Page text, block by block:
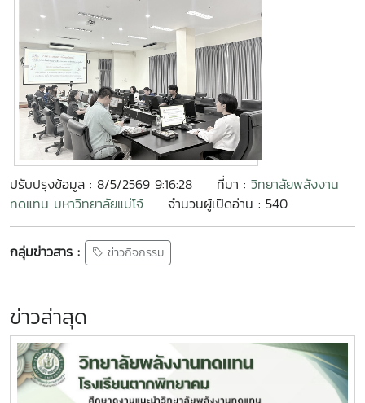
ปรับปรุงข้อมูล : 8/5/2569 9:16:28 ที่มา : วิทยาลัยพลังงาน
ทดแทน มหาวิทยาลัยแม่โจ้
จำนวนผู้เปิดอ่าน : 540
กลุ่มข่าวสาร : ข่าวกิจกรรม
ข่าวล่าสุด